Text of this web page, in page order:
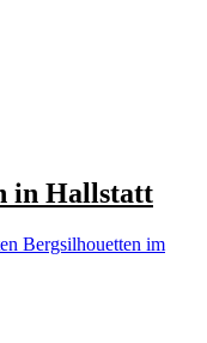
in Hallstatt